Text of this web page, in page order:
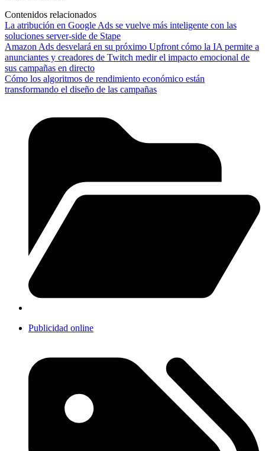
Contenidos relacionados
La atribución en Google Ads se vuelve más inteligente con las
soluciones server-side de Stape
Amazon Ads desvelará en su próximo Upfront cómo la IA permite a
anunciantes y creadores de Twitch medir el impacto emocional de
sus campañas en directo
Cómo los algoritmos de rendimiento económico están
transformando el diseño de las campañas
Publicidad online